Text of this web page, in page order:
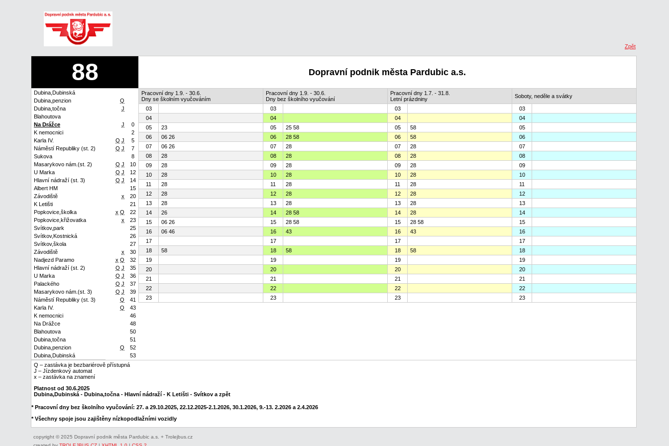
Zpět
88 Dopravní podnik města Pardubic a.s.
Dubina,Dubinská
Dubina,penzion
Q
Dubina,točna
J
Blahoutova
Na Drážce
J
0
K nemocnici
2
Karla IV.
Q J
5
Náměstí Republiky (st. 2)
Q J
7
Sukova
8
Masarykovo nám.(st. 2)
Q J
10
U Marka
Q J
12
Hlavní nádraží (st. 3)
Q J
14
Albert HM
15
Závodiště
x
20
K Letišti
21
Popkovice,školka
x Q
22
Popkovice,křižovatka
x
23
Svítkov,park
25
Svítkov,Kostnická
26
Svítkov,škola
27
Závodiště
x
30
Nadjezd Paramo
x Q
32
Hlavní nádraží (st. 2)
Q J
35
U Marka
Q J
36
Palackého
Q J
37
Masarykovo nám.(st. 3)
Q J
39
Náměstí Republiky (st. 3)
Q
41
Karla IV.
Q
43
K nemocnici
46
Na Drážce
48
Blahoutova
50
Dubina,točna
51
Dubina,penzion
Q
52
Dubina,Dubinská
53
Pracovní dny 1.9. - 30.6.
Dny se školním vyučováním
Pracovní dny 1.9. - 30.6.
Dny bez školního vyučování
Pracovní dny 1.7. - 31.8.
Letní prázdniny
Soboty, neděle a svátky
03 03 03
03
04
04 04
04
05
23 05 25 58 05 58
05
06
06 26 06 28 58 06 58
06
07
06 26 07 28 07 28
07
08
28 08 28 08 28
08
09
28 09 28 09 28
09
10
28 10 28 10 28
10
11
28 11 28 11 28
11
12
28 12 28 12 28
12
13
28 13 28 13 28
13
14
26 14 28 58 14 28
14
15
06 26 15 28 58 15 28 58
15
16
06 46 16 43 16 43
16
17
17 17
17
18
58 18 58 18 58
18
19
19 19
19
20
20 20
20
21
21 21
21
22
22 22
22
23
23 23 23
Q – zastávka je bezbariérově přístupná
J – Jízdenkový automat
x – zastávka na znamení
Platnost od 30.6.2025
Dubina,Dubinská - Dubina,točna - Hlavní nádraží - K Letišti - Svítkov a zpět
* Pracovní dny bez školního vyučování: 27. a 29.10.2025, 22.12.2025-2.1.2026, 30.1.2026, 9.-13. 2.2026 a 2.4.2026
* Všechny spoje jsou zajištěny nízkopodlažními vozidly
copyright © 2025 Dopravní podnik města Pardubic a.s. + Trolejbus.cz